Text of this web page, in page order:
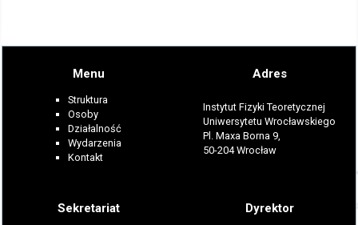
Menu
Struktura
Osoby
Działalność
Wydarzenia
Kontakt
Adres
Instytut Fizyki Teoretycznej
Uniwersytetu Wrocławskiego
Pl. Maxa Borna 9,
50-204 Wrocław
Sekretariat Dyrektor